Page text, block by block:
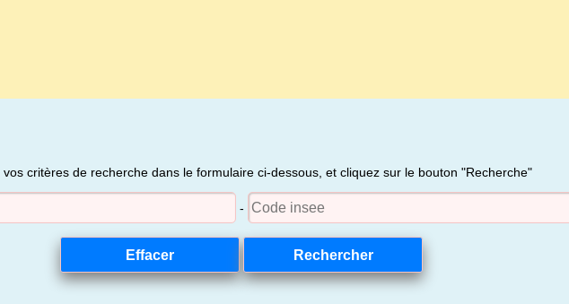
vos critères de recherche dans le formulaire ci-dessous, et cliquez sur le bouton "Recherche"
-